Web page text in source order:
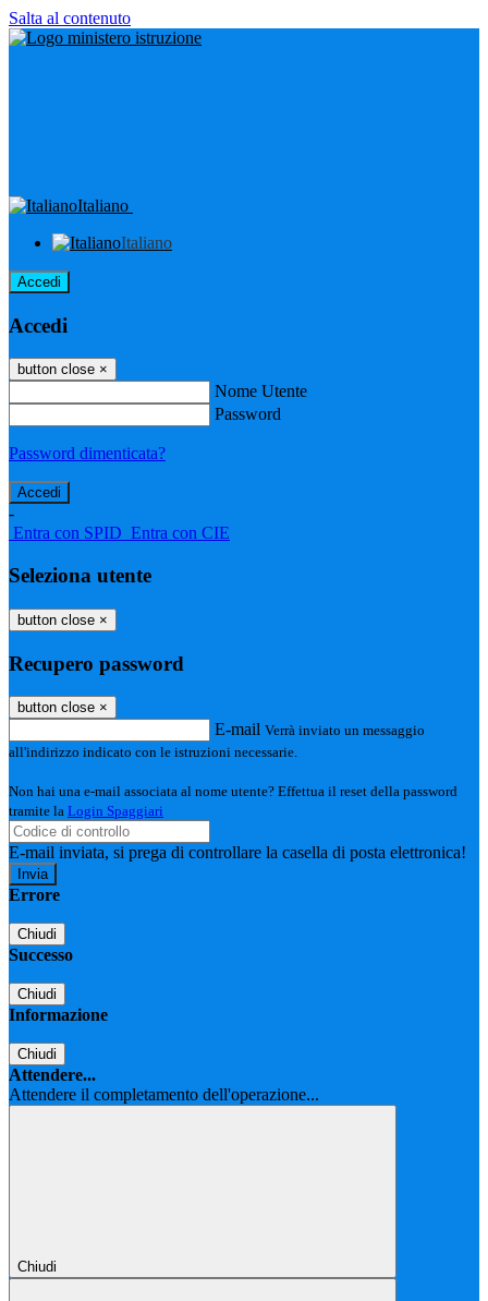
Salta al contenuto
Italiano
Italiano
Accedi
Accedi
button close ×
Nome Utente
Password
Password dimenticata?
-
Entra con SPID Entra con CIE
Seleziona utente
button close ×
Recupero password
button close ×
E-mail Verrà inviato un messaggio
all'indirizzo indicato con le istruzioni necessarie.
Non hai una e-mail associata al nome utente? Effettua il reset della password
tramite la Login Spaggiari
E-mail inviata, si prega di controllare la casella di posta elettronica!
Errore
Chiudi
Successo
Chiudi
Informazione
Chiudi
Attendere...
Attendere il completamento dell'operazione...
Chiudi